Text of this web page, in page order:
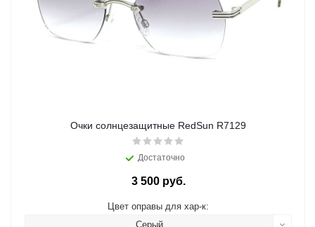
Очки солнцезащитные RedSun R7129
Достаточно
3 500 руб.
Цвет оправы для хар-к:
Серый